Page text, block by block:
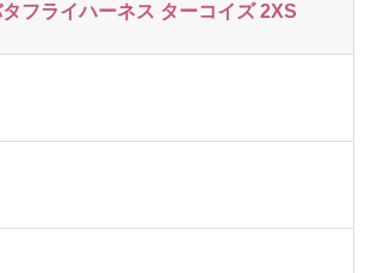
フライハーネス ターコイズ 2XS